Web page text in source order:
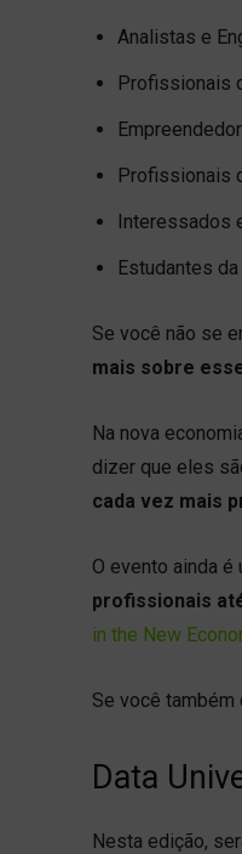
Analistas e
Profissionais
Profissionais
Interessados
Estudantes
Se você não se
mais sobre
Na nova
dizer que eles
cada vez mais
O evento ainda
profissionais
in the New
Se você também
Data
Nesta edição,